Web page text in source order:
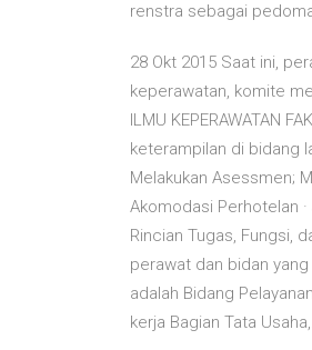
renstra sebagai
28 Okt 2015 Saat ini,
keperawatan, komite
ILMU KEPERAWATAN
keterampilan di bidang
Melakukan Asessmen;
Akomodasi Perhotelan
Rincian Tugas, Fungsi,
perawat dan bidan
adalah Bidang
kerja Bagian Tata